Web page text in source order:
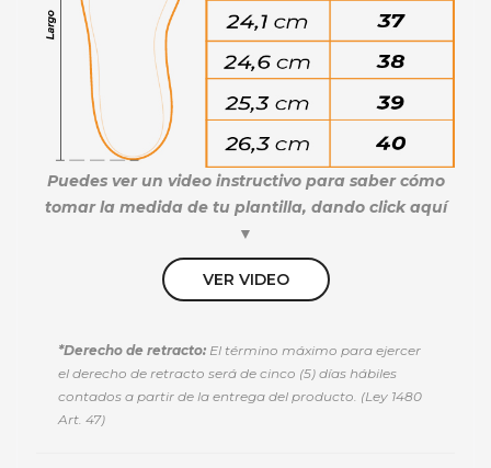
Puedes ver un video instructivo para saber cómo
tomar la medida de tu plantilla, dando click aquí
▼
VER VIDEO
*Derecho de retracto:El término máximo para ejercer
el derecho de retracto será de cinco (5) días hábiles
contados a partir de la entrega del producto. (Ley 1480
Art. 47)